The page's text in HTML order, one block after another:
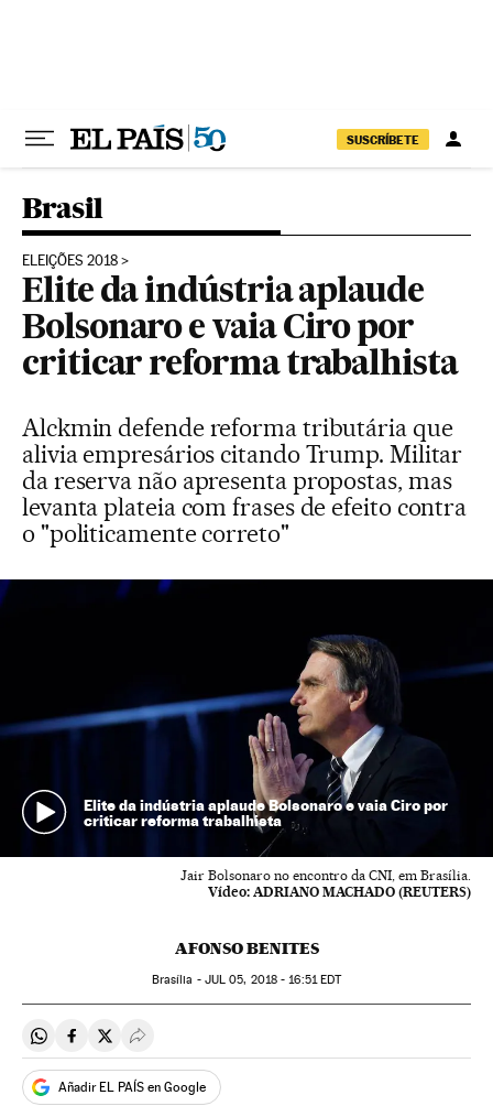
SUSCRÍBETE
Brasil
ELEIÇÕES 2018
Elite da indústria aplaude
Bolsonaro e vaia Ciro por
criticar reforma trabalhista
Alckmin defende reforma tributária que
alivia empresários citando Trump. Militar
da reserva não apresenta propostas, mas
levanta plateia com frases de efeito contra
o "politicamente correto"
Elite da indústria aplaude Bolsonaro e vaia Ciro por
criticar reforma trabalhista
Jair Bolsonaro no encontro da CNI, em Brasília.
Vídeo: ADRIANO MACHADO (REUTERS)
AFONSO BENITES
Brasília - JUL 05, 2018 - 16:51EDT
Compartir en Whatsapp
Compartir en Facebook
Compartir en Twitter
Desplegar Redes Sociales
Añadir EL PAÍS en Google